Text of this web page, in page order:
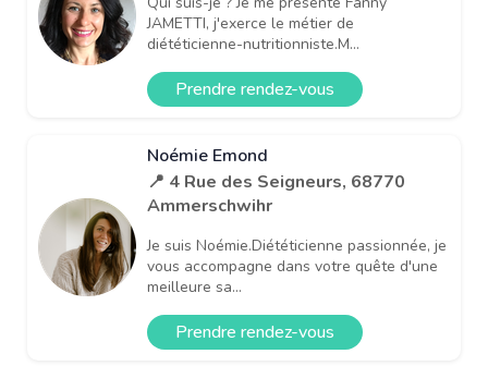
JAMETTI, j'exerce le métier de
diététicienne-nutritionniste.M...
Prendre rendez-vous
Noémie Emond
📍 4 Rue des Seigneurs, 68770
Ammerschwihr
Je suis Noémie.Diététicienne passionnée, je
vous accompagne dans votre quête d'une
meilleure sa...
Prendre rendez-vous